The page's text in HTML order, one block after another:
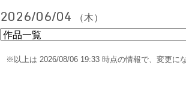
2026/06/04 （木）
※以上は 2026/08/06 19:33 時点の情報で、変更に